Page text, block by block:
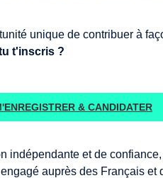
unique de contribuer à
t'inscris ?
& CANDIDATER
indépendante et de
auprès des Français et